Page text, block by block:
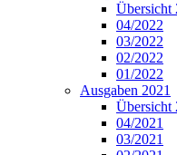
Übersicht
04/2022
03/2022
02/2022
01/2022
Ausgaben 2021
Übersicht
04/2021
03/2021